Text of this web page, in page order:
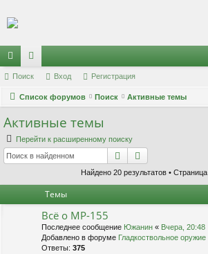
Регистрация
с
ы
лк
и
ор
ум
ы
Поиск Вход Регистрация
Список форумов Поиск Активные темы
Активные темы
Перейти к расширенному поиску
Поиск
Найдено 20 результатов • Страница
Темы
Всё о МР-155
Последнее сообщение Южанин « Вчера, 20:48
Добавлено в форуме Гладкоствольное оружие
Ответы: 375